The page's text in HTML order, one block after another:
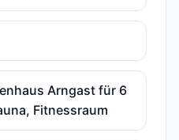
Arngast für 6
Fitnessraum